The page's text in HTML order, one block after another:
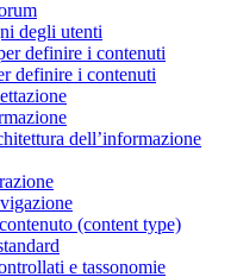
degli utenti
definire i contenuti
definire i contenuti
dell’informazione
(content type)
e tassonomie